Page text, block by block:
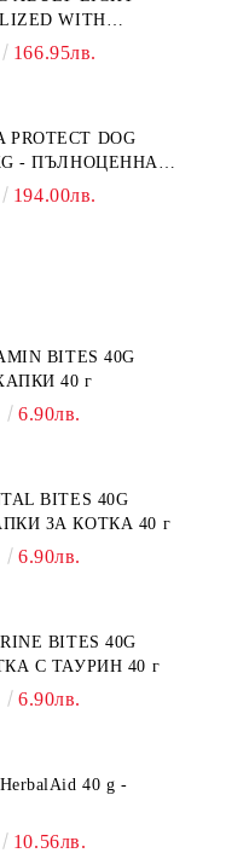
ВЪВ
WITH
- ПЪЛНОЦЕННА
ОТ ВСИЧКИ
НАД 1
БЕЗ ЗЪРНО, БЕЗ
166.95лв.
PROTECT DOG
- ПЪЛНОЦЕННА
ЗА КУЧЕТА
КЪМ НЯКОИ
194.00лв.
BITES 40G
40 г
6.90лв.
BITES 40G
ЗА КОТКА 40 г
6.90лв.
BITES 40G
С ТАУРИН 40 г
6.90лв.
40 g -
10.56лв.